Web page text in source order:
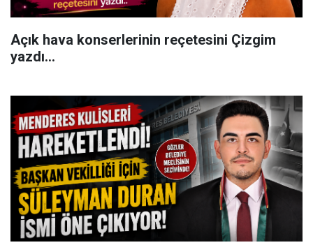
Açık hava konserlerinin reçetesini Çizgim
yazdı...